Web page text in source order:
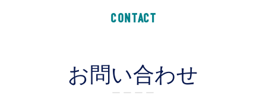
CONTACT
お問い合わせ
ー ー ー ー